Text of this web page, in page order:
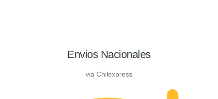
Envios Nacionales
via Chilexpress